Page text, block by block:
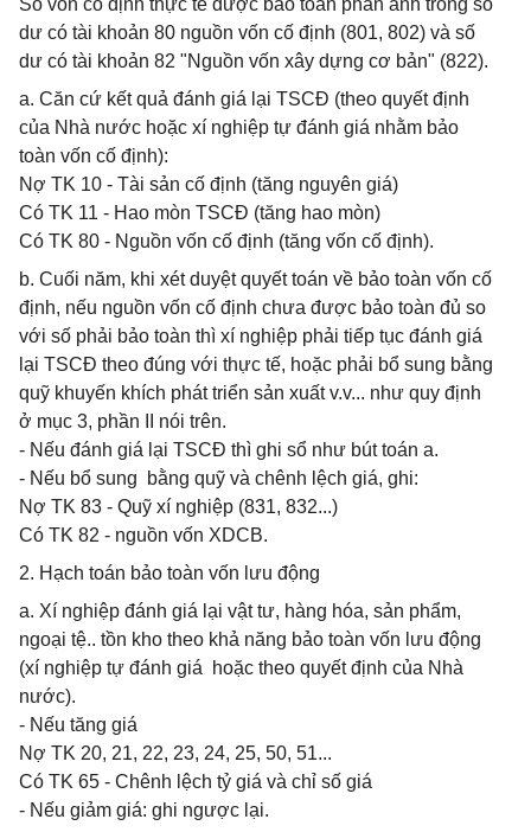
Số vốn cố định thực tế được bảo toàn phản ánh trong số
dư có tài khoản 80 nguồn vốn cố định (801, 802) và số
dư có tài khoản 82 "Nguồn vốn xây dựng cơ bản" (822).
a. Căn cứ kết quả đánh giá lại TSCĐ (theo quyết định
của Nhà nước hoặc xí nghiệp tự đánh giá nhằm bảo
toàn vốn cố định):
Nợ TK 10 - Tài sản cố định (tăng nguyên giá)
Có TK 11 - Hao mòn TSCĐ (tăng hao mòn)
Có TK 80 - Nguồn vốn cố định (tăng vốn cố định).
b. Cuối năm, khi xét duyệt quyết toán về bảo toàn vốn cố
định, nếu nguồn vốn cố định chưa được bảo toàn đủ so
với số phải bảo toàn thì xí nghiệp phải tiếp tục đánh giá
lại TSCĐ theo đúng với thực tế, hoặc phải bổ sung bằng
quỹ khuyến khích phát triển sản xuất v.v... như quy định
ở mục 3, phần II nói trên.
- Nếu đánh giá lại TSCĐ thì ghi sổ như bút toán a.
- Nếu bổ sung bằng quỹ và chênh lệch giá, ghi:
Nợ TK 83 - Quỹ xí nghiệp (831, 832...)
Có TK 82 - nguồn vốn XDCB.
2. Hạch toán bảo toàn vốn lưu động
a. Xí nghiệp đánh giá lại vật tư, hàng hóa, sản phẩm,
ngoại tệ.. tồn kho theo khả năng bảo toàn vốn lưu động
(xí nghiệp tự đánh giá hoặc theo quyết định của Nhà
nước).
- Nếu tăng giá
Nợ TK 20, 21, 22, 23, 24, 25, 50, 51...
Có TK 65 - Chênh lệch tỷ giá và chỉ số giá
- Nếu giảm giá: ghi ngược lại.